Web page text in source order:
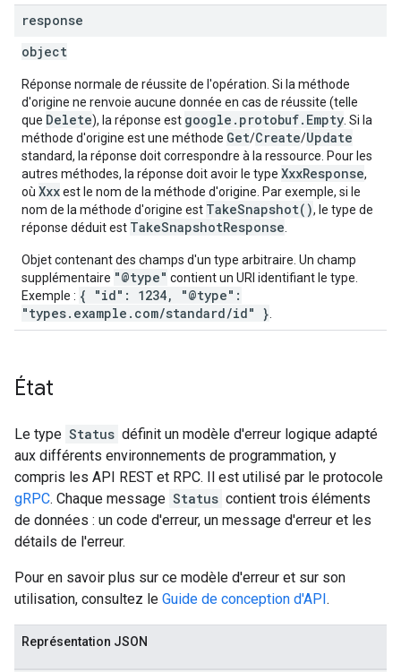
response
object
Réponse normale de réussite de l'opération. Si la méthode
d'origine ne renvoie aucune donnée en cas de réussite (telle
que Delete), la réponse est google.protobuf.Empty . Si la
méthode d'origine est une méthode Get/Create/Update
standard, la réponse doit correspondre à la ressource. Pour les
autres méthodes, la réponse doit avoir le type XxxResponse,
où Xxxest le nom de la méthode d'origine. Par exemple, si le
nom de la méthode d'origine est TakeSnapshot(), le type de
réponse déduit est TakeSnapshotResponse
Objet contenant des champs d'un type arbitraire. Un champ
supplémentaire "@type" contient un URI identifiant le type.
Exemple : { "id": 1234, "@type":
"types.example.com/standard/id" }
État
Le type Status définit un modèle d'erreur logique adapté
aux différents environnements de programmation, y
compris les API REST et RPC. Il est utilisé par le protocole
gRPC. Chaque message Status contient trois éléments
de données : un code d'erreur, un message d'erreur et les
détails de l'erreur.
Pour en savoir plus sur ce modèle d'erreur et sur son
utilisation, consultez le Guide de conception d'API.
Représentation JSON